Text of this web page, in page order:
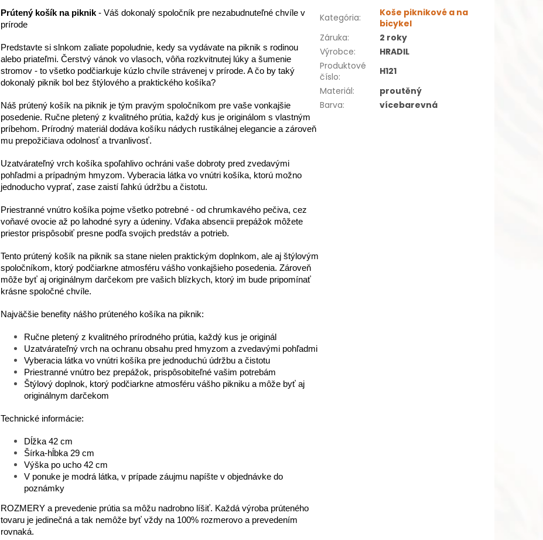
Prútený košík na piknik- Váš dokonalý spoločník pre nezabudnuteľné chvíle v
prírode
Predstavte si slnkom zaliate popoludnie, kedy sa vydávate na piknik s rodinou
alebo priateľmi. Čerstvý vánok vo vlasoch, vôňa rozkvitnutej lúky a šumenie
stromov - to všetko podčiarkuje kúzlo chvíle strávenej v prírode. A čo by taký
dokonalý piknik bol bez štýlového a praktického košíka?
Náš prútený košík na piknik je tým pravým spoločníkom pre vaše vonkajšie
posedenie. Ručne pletený z kvalitného prútia, každý kus je originálom s vlastným
príbehom. Prírodný materiál dodáva košíku nádych rustikálnej elegancie a zároveň
mu prepožičiava odolnosť a trvanlivosť.
Uzatvárateľný vrch košíka spoľahlivo ochráni vaše dobroty pred zvedavými
pohľadmi a prípadným hmyzom. Vyberacia látka vo vnútri košíka, ktorú možno
jednoducho vyprať, zase zaistí ľahkú údržbu a čistotu.
Priestranné vnútro košíka pojme všetko potrebné - od chrumkavého pečiva, cez
voňavé ovocie až po lahodné syry a údeniny. Vďaka absencii prepážok môžete
priestor prispôsobiť presne podľa svojich predstáv a potrieb.
Tento prútený košík na piknik sa stane nielen praktickým doplnkom, ale aj štýlovým
spoločníkom, ktorý podčiarkne atmosféru vášho vonkajšieho posedenia. Zároveň
môže byť aj originálnym darčekom pre vašich blízkych, ktorý im bude pripomínať
krásne spoločné chvíle.
Najväčšie benefity nášho prúteného košíka na piknik:
Ručne pletený z kvalitného prírodného prútia, každý kus je originál
Uzatvárateľný vrch na ochranu obsahu pred hmyzom a zvedavými pohľadmi
Vyberacia látka vo vnútri košíka pre jednoduchú údržbu a čistotu
Priestranné vnútro bez prepážok, prispôsobiteľné vašim potrebám
Štýlový doplnok, ktorý podčiarkne atmosféru vášho pikniku a môže byť aj
originálnym darčekom
Technické informácie:
Dĺžka 42 cm
Šírka-hĺbka 29 cm
Výška po ucho 42 cm
V ponuke je modrá látka, v prípade záujmu napíšte v objednávke do
poznámky
ROZMERY a prevedenie prútia sa môžu nadrobno líšiť. Každá výroba prúteného
tovaru je jedinečná a tak nemôže byť vždy na 100% rozmerovo a prevedením
rovnaká.
Kategória:
Koše piknikové a na
bicykel
Záruka:
2 roky
Výrobce:
HRADIL
Produktové
číslo:
H121
Materiál:
proutěný
Barva: vícebarevná